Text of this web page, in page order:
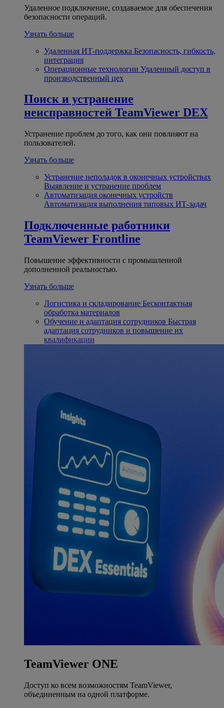
Удаленное подключение, создаваемое для обеспечения
безопасности операций.
Узнать больше
Удаленная ИТ-поддержка Безопасность, гибкость,
интеграция
Операционные технологии Удаленный доступ в
производственный цех
Поиск и устранение
неисправностей TeamViewer DEX
Устранение проблем до того, как они повлияют на
пользователей.
Узнать больше
Устранение неполадок в оконечных устройствах
Выявление и устранение проблем
Автоматизация оконечных устройств
Автоматизация выполнения типовых ИТ-задач
Подключенные работники
TeamViewer Frontline
Повышение эффективности с промышленной
дополненной реальностью.
Узнать больше
Логистика и складирование Бесконтактная
обработка материалов
Обучение и адаптация сотрудников Быстрая
адаптация сотрудников и повышение их
квалификации
TeamViewer ONE
Доступ ко всем возможностям TeamViewer,
объединенным на одной платформе.